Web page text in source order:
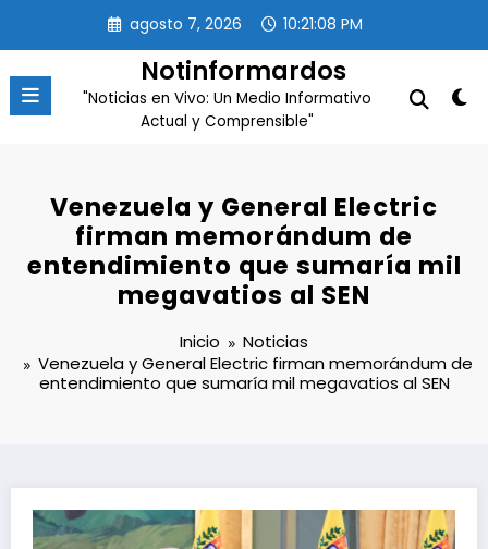
contenido
agosto 7, 2026 10:21:08 PM
Notinformardos
"Noticias en Vivo: Un Medio Informativo
Actual y Comprensible"
Venezuela y General Electric
firman memorándum de
entendimiento que sumaría mil
megavatios al SEN
Inicio
Noticias
Venezuela y General Electric firman memorándum de
entendimiento que sumaría mil megavatios al SEN